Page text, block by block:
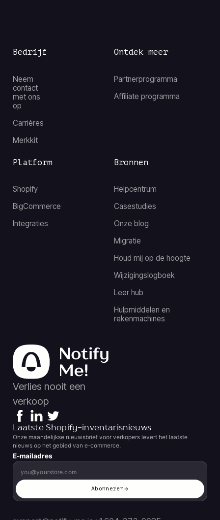
Bedrijf
Neem
contact
met ons
op
Carrières
Merkkit
Bronnen
Helpcentrum
Casestudies
Onze blog
Migratie
Houd mij op de hoogte
Wijzigingslogboek
Leer hub
Hulpmiddelen en
rekenmachines
Ontdek meer
Partnerprogramma
Affiliate programma
Platform
Shopify
BigCommerce
Integraties
Verlies nooit een
verkoop
Laatste Shopify-inventarisnieuws
Onze maandelijkse nieuwsbrief voor verkopers levert het laatste
nieuws op het gebied van e-commerce.
E-mailadres
Abonneren